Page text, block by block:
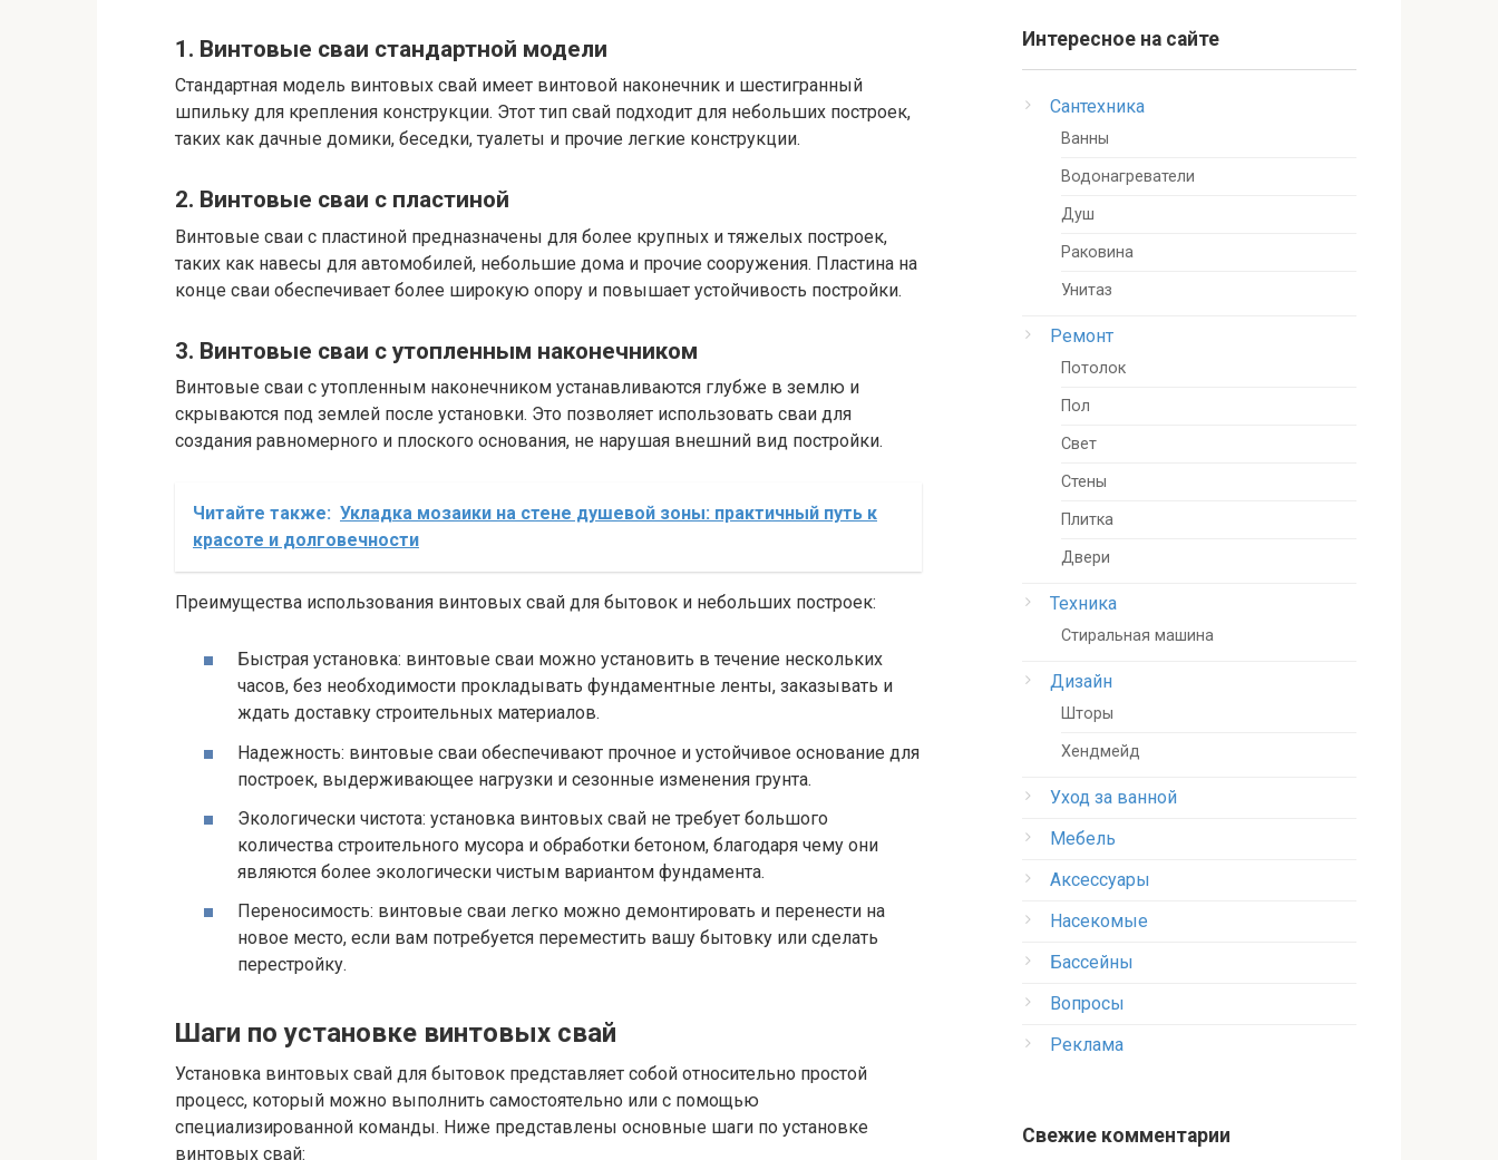
1. Винтовые сваи стандартной модели
Стандартная модель винтовых свай имеет винтовой наконечник и шестигранный
шпильку для крепления конструкции. Этот тип свай подходит для небольших построек,
таких как дачные домики, беседки, туалеты и прочие легкие конструкции.
2. Винтовые сваи с пластиной
Винтовые сваи с пластиной предназначены для более крупных и тяжелых построек,
таких как навесы для автомобилей, небольшие дома и прочие сооружения. Пластина на
конце сваи обеспечивает более широкую опору и повышает устойчивость постройки.
3. Винтовые сваи с утопленным наконечником
Винтовые сваи с утопленным наконечником устанавливаются глубже в землю и
скрываются под землей после установки. Это позволяет использовать сваи для
создания равномерного и плоского основания, не нарушая внешний вид постройки.
Читайте также: Укладка мозаики на стене душевой зоны: практичный путь к
красоте и долговечности
Преимущества использования винтовых свай для бытовок и небольших построек:
Быстрая установка: винтовые сваи можно установить в течение нескольких
часов, без необходимости прокладывать фундаментные ленты, заказывать и
ждать доставку строительных материалов.
Надежность: винтовые сваи обеспечивают прочное и устойчивое основание для
построек, выдерживающее нагрузки и сезонные изменения грунта.
Экологически чистота: установка винтовых свай не требует большого
количества строительного мусора и обработки бетоном, благодаря чему они
являются более экологически чистым вариантом фундамента.
Переносимость: винтовые сваи легко можно демонтировать и перенести на
новое место, если вам потребуется переместить вашу бытовку или сделать
перестройку.
Шаги по установке винтовых свай
Установка винтовых свай для бытовок представляет собой относительно простой
процесс, который можно выполнить самостоятельно или с помощью
специализированной команды. Ниже представлены основные шаги по установке
винтовых свай:
Интересное на сайте
Сантехника
Ванны
Водонагреватели
Душ
Раковина
Унитаз
Ремонт
Потолок
Пол
Свет
Стены
Плитка
Двери
Техника
Стиральная машина
Дизайн
Шторы
Хендмейд
Уход за ванной
Мебель
Аксессуары
Насекомые
Бассейны
Вопросы
Реклама
Свежие комментарии